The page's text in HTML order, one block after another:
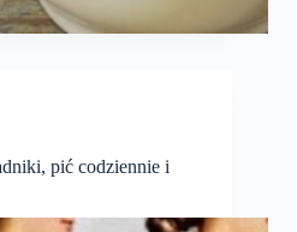
pić codziennie i